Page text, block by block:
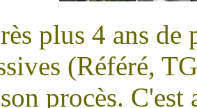
plus 4 ans de
(Référé,
procès.